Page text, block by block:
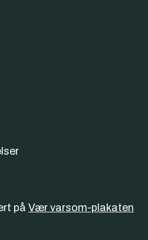
på Vær varsom-plakaten